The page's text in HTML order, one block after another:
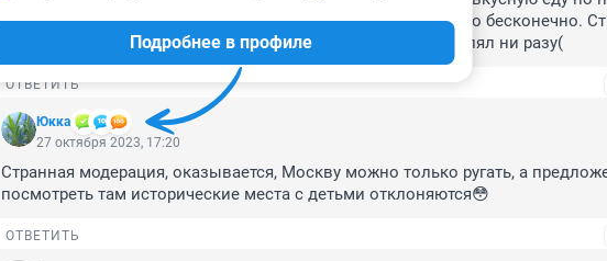
стоимости. А центр очень красивый и гулять по нему можно бесконечно.
статья, такое чувство что человек вообще по Москве не гулял ни разу(
ОТВЕТИТЬ
Юккa
Подробнее в профиле
27 октября 2023, 17:20
Странная модерация, оказывается, Москву можно только ругать, а
посмотреть там исторические места с детьми отклоняются😳
ОТВЕТИТЬ